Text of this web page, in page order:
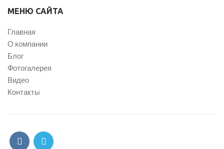
МЕНЮ САЙТА
Главная
О компании
Блог
Фотогалерея
Видео
Контакты